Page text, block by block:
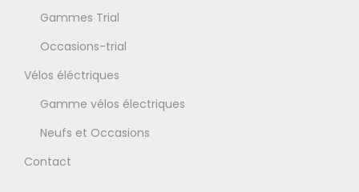
Gammes Trial
Occasions-trial
Vélos éléctriques
Gamme vélos électriques
Neufs et Occasions
Contact